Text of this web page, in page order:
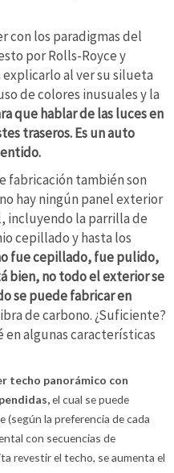
con los paradigmas del
por Rolls-Royce y
al ver su silueta
de colores inusuales y la
que hablar de las luces en
traseros. Es un auto
fabricación también son
hay ningún panel exterior
incluyendo la parrilla de
cepillado y hasta los
fue cepillado, fue pulido,
bien, no todo el exterior se
se puede fabricar en
de carbono. ¿Suficiente?
en algunas características
techo panorámico con
el cual se puede
(según la preferencia de cada
con secuencias de
revestir el techo, se aumenta el